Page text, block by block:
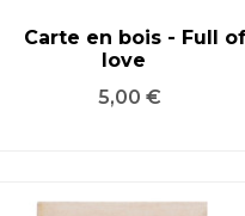
Carte en bois - Full of
love
Prix
5,00 €
VOIR LE PRODUIT